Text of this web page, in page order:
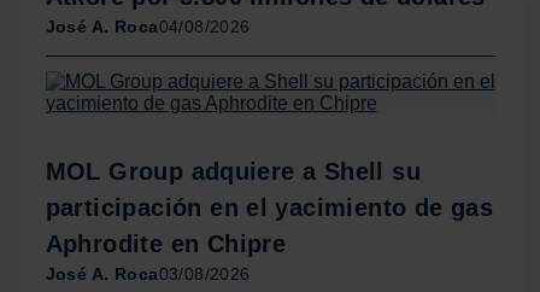
Obtenga más información sobre cómo se procesan sus
datos personales y establezca sus preferencias en la
sección de datos. Puede cambiar o retirar su
consentimiento en cualquier momento en la Declaración
Las cookies de este sitio web se usan para personalizar
el contenido y los anuncios, ofrecer funciones de redes
sociales y analizar el tráfico. Además, compartimos
José A. Roca04/08/2026
MOL Group adquiere a Shell su
participación en el yacimiento de gas
Aphrodite en Chipre
José A. Roca03/08/2026